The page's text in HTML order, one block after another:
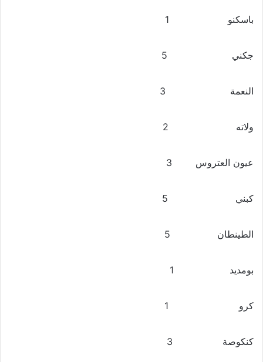
باسكنو 1
جكني 5
النعمة 3
ولاته 2
عيون العتروس 3
كبني 5
الطينطان 5
بومديد 1
كرو 1
كنكوصة 3